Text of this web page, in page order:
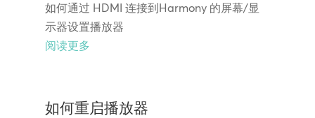
如何通过 HDMI 连接到Harmony 的屏幕/显
示器设置播放器
阅读更多
如何重启播放器